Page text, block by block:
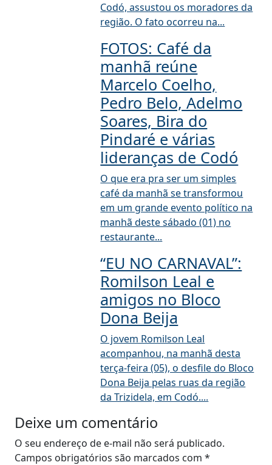
Codó, assustou os moradores da
região. O fato ocorreu na...
FOTOS: Café da
manhã reúne
Marcelo Coelho,
Pedro Belo, Adelmo
Soares, Bira do
Pindaré e várias
lideranças de Codó
O que era pra ser um simples
café da manhã se transformou
em um grande evento político na
manhã deste sábado (01) no
restaurante...
“EU NO CARNAVAL”:
Romilson Leal e
amigos no Bloco
Dona Beija
O jovem Romilson Leal
acompanhou, na manhã desta
terça-feira (05), o desfile do Bloco
Dona Beija pelas ruas da região
da Trizidela, em Codó....
Deixe um comentário
O seu endereço de e-mail não será publicado.
Campos obrigatórios são marcados com *